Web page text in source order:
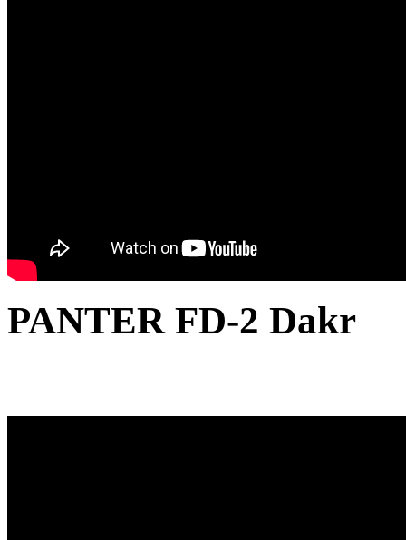
PANTER FD-2 Dakr